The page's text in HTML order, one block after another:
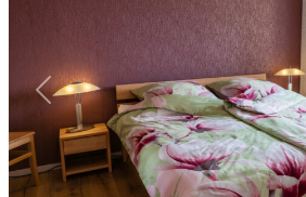
Vorheriges